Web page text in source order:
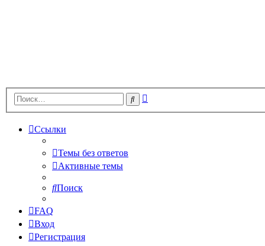
Поиск
Ссылки
Темы без ответов
Активные темы
Поиск
FAQ
Вход
Регистрация